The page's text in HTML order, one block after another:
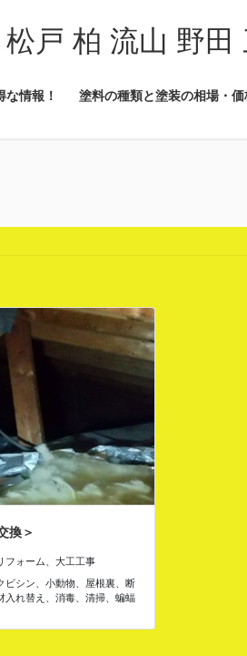
戸 柏 流山 野田
な情報！ 塗料の種類と塗装の相場・価
換＞
フォーム 大工工事
ビシン 小動物 屋根裏
断
入れ替え 消毒 清掃 蝙蝠